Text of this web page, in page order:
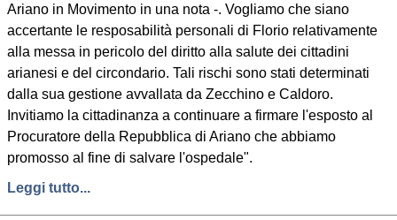
Ariano in Movimento in una nota -. Vogliamo che siano
accertante le resposabilità personali di Florio relativamente
alla messa in pericolo del diritto alla salute dei cittadini
arianesi e del circondario. Tali rischi sono stati determinati
dalla sua gestione avvallata da Zecchino e Caldoro.
Invitiamo la cittadinanza a continuare a firmare l'esposto al
Procuratore della Repubblica di Ariano che abbiamo
promosso al fine di salvare l'ospedale".
Leggi tutto...